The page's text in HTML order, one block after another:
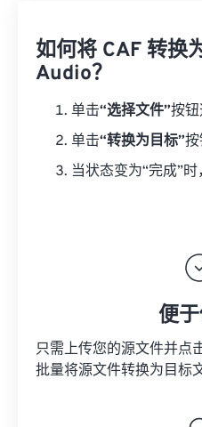
如何将 CAF 转换
Audio？
单击“选择文件”按钮
单击“转换为目标”按
当状态变为“完成”时
便
只需上传您的源文件并点
批量将源文件转换为目标